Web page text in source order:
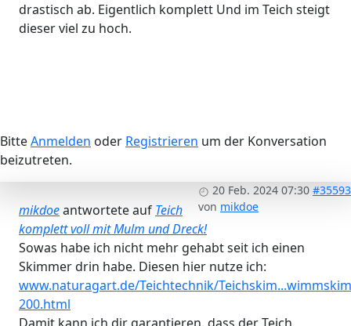
drastisch ab. Eigentlich komplett Und im Teich steigt
dieser viel zu hoch.
BitteAnmelden oder Registrieren um der Konversation
beizutreten.
20 Feb. 2024 07:30 #35593
von mikdoe
mikdoeantwortete auf Teich
komplett voll mit Mulm und Dreck!
Sowas habe ich nicht mehr gehabt seit ich einen
Skimmer drin habe. Diesen hier nutze ich:
www.naturagart.de/Teichtechnik/
200.html